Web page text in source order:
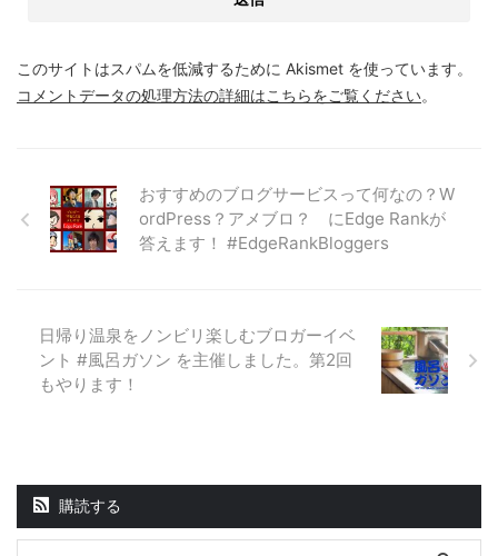
このサイトはスパムを低減するために Akismet を使っています。
コメントデータの処理方法の詳細はこちらをご覧ください。
おすすめのブログサービスって何なの？W
ordPress？アメブロ？ にEdge Rankが
答えます！ #EdgeRankBloggers
日帰り温泉をノンビリ楽しむブロガーイベ
ント #風呂ガソン を主催しました。第2回
もやります！
購読する